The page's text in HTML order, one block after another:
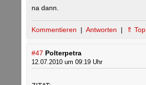
na dann.
Kommentieren | Antworten | ⇑ Top
#47 Polterpetra
12.07.2010 um 09:19 Uhr